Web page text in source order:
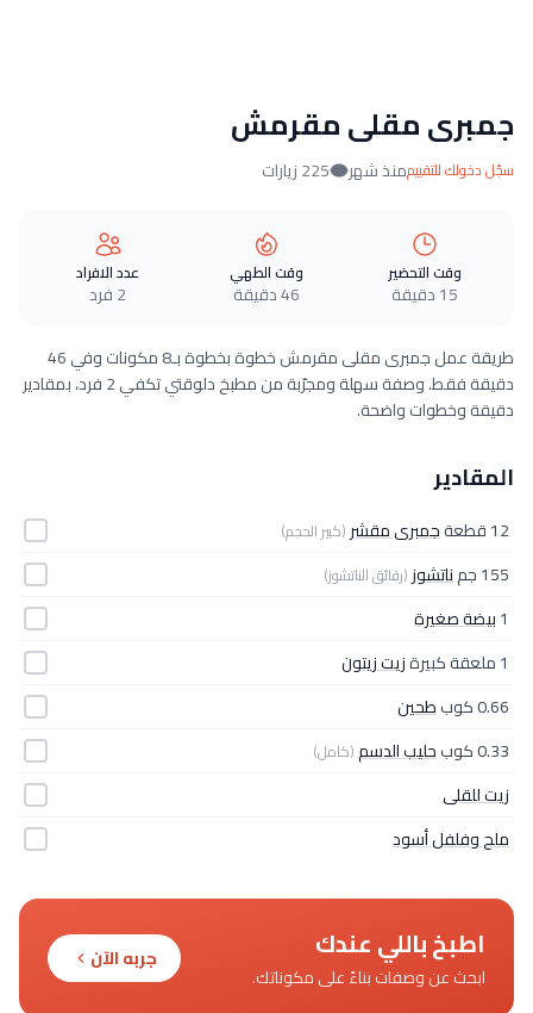
جمبرى مقلى مقرمش
سجّل دخولك للتقييممنذ شهر 225 زيارات
وقت التحضير
15 دقيقة
وقت الطهي
46 دقيقة
عدد الافراد
2 فرد
طريقة عمل جمبرى مقلى مقرمش خطوة بخطوة بـ8 مكونات وفي 46
دقيقة فقط. وصفة سهلة ومجرّبة من مطبخ دلوقتي تكفي 2 فرد، بمقادير
دقيقة وخطوات واضحة.
المقادير
12 قطعة جمبرى مقشر (كبير الحجم)
155 جم ناتشوز (رقائق الناتشوز)
1بيضة صغيرة
1 ملعقة كبيرة
زيت زيتون
0.66 كوب
طحين
0.33 كوب
حليب الدسم(كامل)
زيت للقلى
ملح وفلفل أسود
اطبخ باللي عندك
ابحث عن وصفات بناءً على مكوناتك.
جربه الآن